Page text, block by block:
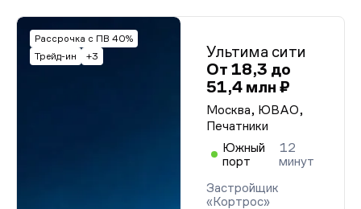
Рассрочка с ПВ 40%
Трейд-ин
+3
Ультима сити
От 18,3 до
51,4 млн ₽
Москва, ЮВАО,
Печатники
Южный
порт
12
минут
Застройщик
«Кортрос»